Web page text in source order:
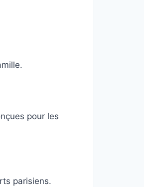
pour les
parisiens.